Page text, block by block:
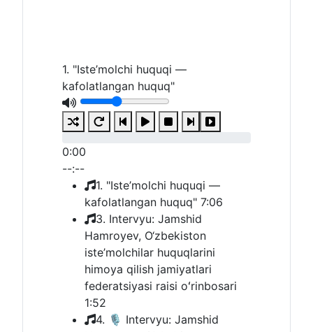
1. "Iste’molchi huquqi —
kafolatlangan huquq"
0:00
--:--
1. "Iste’molchi huquqi —
kafolatlangan huquq" 7:06
3. Intervyu: Jamshid
Hamroyev, O‘zbekiston
iste’molchilar huquqlarini
himoya qilish jamiyatlari
federatsiyasi raisi oʻrinbosari
1:52
4. 🎙 Intervyu: Jamshid